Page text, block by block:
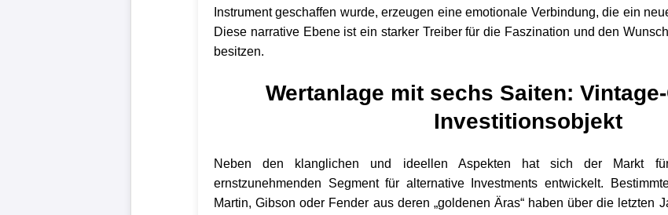
Instrument geschaffen wurde, erzeugen eine emotionale Verbindung, die ein
Diese narrative Ebene ist ein starker Treiber für die Faszination und den
besitzen.
Wertanlage mit sechs Saiten:
Investitionsobjekt
Neben den klanglichen und ideellen Aspekten hat sich der Markt
ernstzunehmenden Segment für alternative Investments entwickelt.
Martin, Gibson oder Fender aus deren „goldenen Äras“ haben über die letzten